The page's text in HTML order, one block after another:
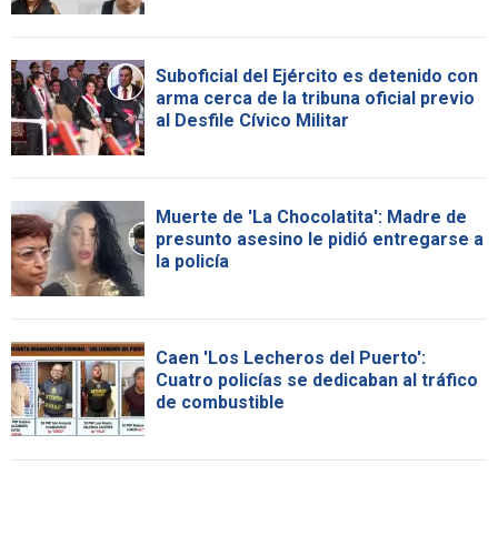
Suboficial del Ejército es detenido con
arma cerca de la tribuna oficial previo
al Desfile Cívico Militar
Muerte de 'La Chocolatita': Madre de
presunto asesino le pidió entregarse a
la policía
Caen 'Los Lecheros del Puerto':
Cuatro policías se dedicaban al tráfico
de combustible